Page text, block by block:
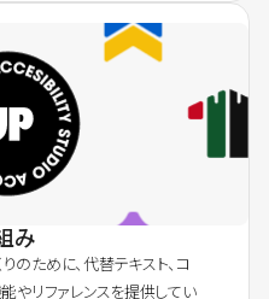
み
のために、代替テキスト、コ
やリファレンスを提供してい